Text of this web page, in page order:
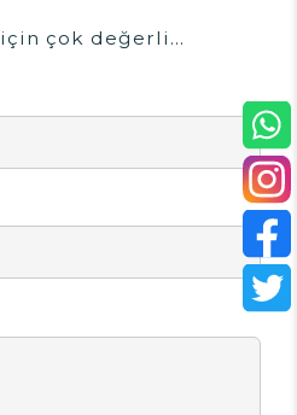
çok değerli...